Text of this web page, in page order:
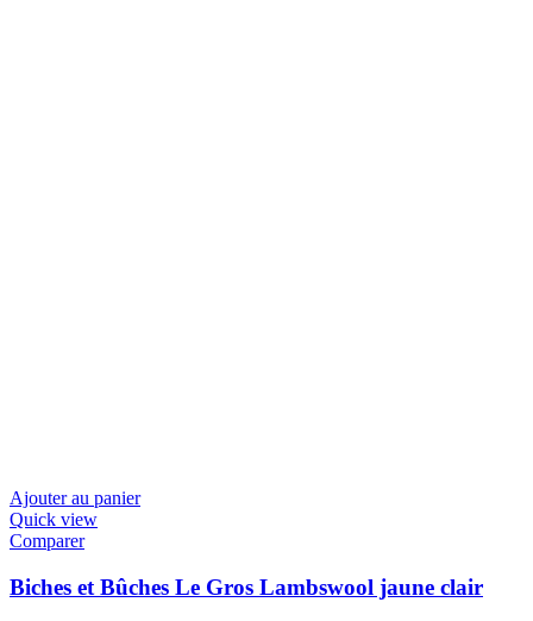
Ajouter au panier
Quick view
Comparer
Biches et Bûches Le Gros Lambswool jaune clair